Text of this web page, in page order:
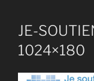
JE-
1024×180